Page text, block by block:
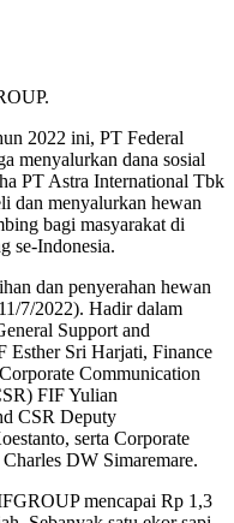
2022 ini, PT Federal
menyalurkan dana sosial
PT Astra International Tbk
dan menyalurkan hewan
bagi masyarakat di
se-Indonesia.
dan penyerahan hewan
7/2022). Hadir dalam
Support and
Esther Sri Harjati, Finance
Communication
FIF Yulian
CSR Deputy
serta Corporate
DW Simaremare.
mencapai Rp 1,3